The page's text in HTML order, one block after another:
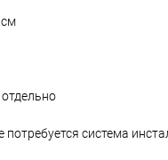
см
система